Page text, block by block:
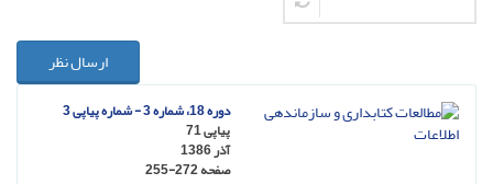
ارسال نظر
دوره 18، شماره 3 - شماره پیاپی 3
پیاپی 71
آذر 1386
صفحه255-272